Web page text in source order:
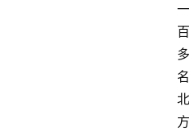
一
百
多
名
北
方